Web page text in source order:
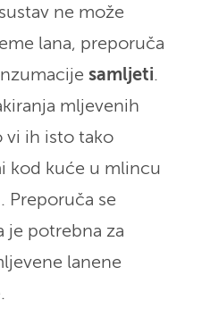
ne može
lana, preporuča
samljeti.
mljevenih
vi ih isto tako
kod kuće u mlincu
Preporuča se
je potrebna za
lanene